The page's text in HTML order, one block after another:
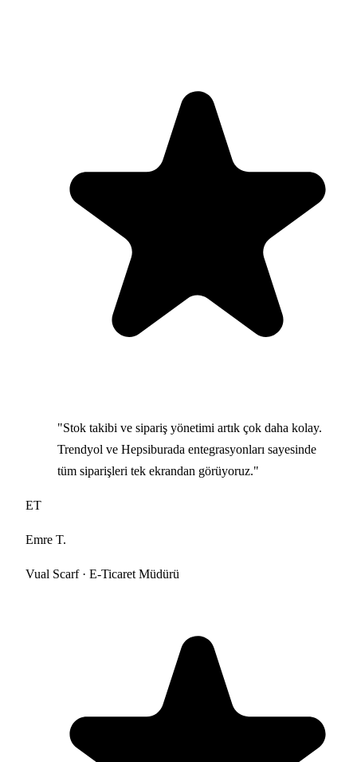
"Stok takibi ve sipariş yönetimi artık çok daha kolay.
Trendyol ve Hepsiburada entegrasyonları sayesinde
tüm siparişleri tek ekrandan görüyoruz."
ET
Emre T.
Vual Scarf · E-Ticaret Müdürü